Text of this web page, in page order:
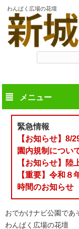
わんぱく広場の花壇
メニュー
緊急情報
【お知らせ】8/
園内規制につい
【お知らせ】陸
【重要】令和８
時間のお知らせ
おでかけナビ公園であ
わんぱく広場の花壇